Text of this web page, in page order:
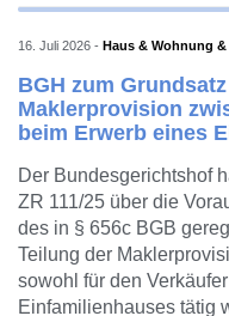
16. Juli 2026 - Haus & Wohnung &
BGH zum
Maklerprovision
beim Erwerb eines
Der Bundesgerichtshof
ZR 111/25 über die
des in § 656c BGB
Teilung der
sowohl für den
Einfamilienhauses tätig